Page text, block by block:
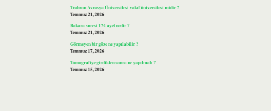
Trabzon Avrasya Üniversitesi vakıf üniversitesi midir ?
Temmuz 21, 2026
Bakara suresi 174 ayet nedir ?
Temmuz 21, 2026
Görmeyen bir göze ne yapılabilir ?
Temmuz 17, 2026
Tomografiye girdikten sonra ne yapılmalı ?
Temmuz 15, 2026